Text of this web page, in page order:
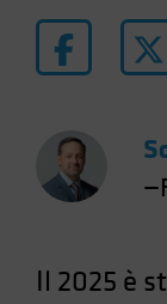
Norway
Portugal
Singapore
Spain
Il 2025 è